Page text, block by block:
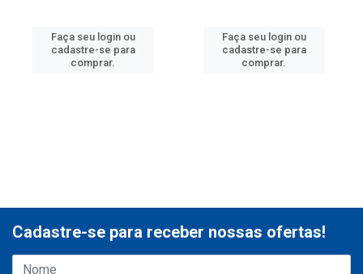
Faça seu login ou
cadastre-se para
comprar.
Faça seu login ou
cadastre-se para
comprar.
Cadastre-se para receber nossas ofertas!